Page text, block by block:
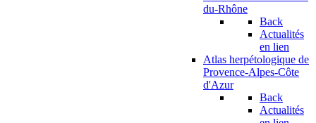
du-Rhône
Back
Actualités
en lien
Atlas herpétologique de
Provence-Alpes-Côte
d'Azur
Back
Actualités